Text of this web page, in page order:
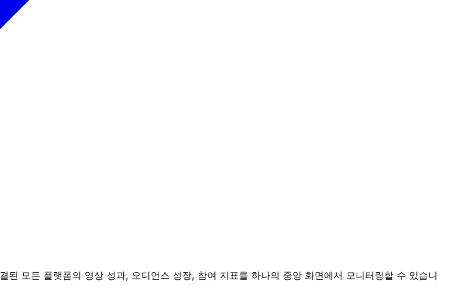
모든 플랫폼의 영상 성과, 오디언스 성장, 참여 지표를 하나의 중앙 화면에서 모니터링할 수 있습니